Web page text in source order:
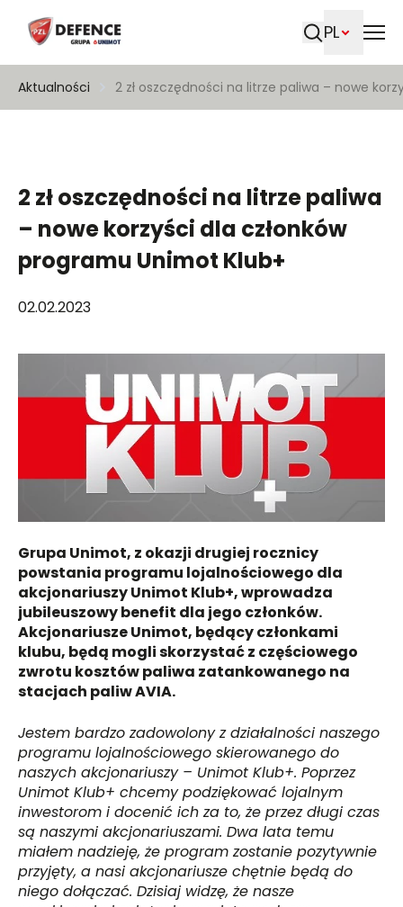
PL
Aktualności 2 zł oszczędności na litrze paliwa – nowe
2 zł oszczędności na litrze paliwa
– nowe korzyści dla członków
programu Unimot Klub+
02.02.2023
Grupa Unimot, z okazji drugiej rocznicy
powstania programu lojalnościowego dla
akcjonariuszy Unimot Klub+, wprowadza
jubileuszowy benefit dla jego członków.
Akcjonariusze Unimot, będący członkami
klubu, będą mogli skorzystać z częściowego
zwrotu kosztów paliwa zatankowanego na
stacjach paliw AVIA.
Jestem bardzo zadowolony z działalności naszego
programu lojalnościowego skierowanego do
naszych akcjonariuszy – Unimot Klub+. Poprzez
Unimot Klub+ chcemy podziękować lojalnym
inwestorom i docenić ich za to, że przez długi czas
są naszymi akcjonariuszami. Dwa lata temu
miałem nadzieję, że program zostanie pozytywnie
przyjęty, a nasi akcjonariusze chętnie będą do
niego dołączać. Dzisiaj widzę, że nasze